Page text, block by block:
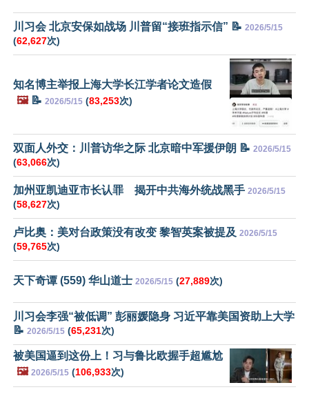
川习会 北京安保如战场 川普留“接班指示信” 📝 2026/5/15
(62,627次)
知名博主举报上海大学长江学者论文造假
🖼️📝 2026/5/15 (83,253次)
双面人外交：川普访华之际 北京暗中军援伊朗 📝 2026/5/15
(63,066次)
加州亚凯迪亚市长认罪 揭开中共海外统战黑手 2026/5/15
(58,627次)
卢比奥：美对台政策没有改变 黎智英案被提及 2026/5/15
(59,765次)
天下奇谭 (559) 华山道士 2026/5/15 (27,889次)
川习会李强“被低调” 彭丽媛隐身 习近平靠美国资助上大学
📝 2026/5/15 (65,231次)
被美国逼到这份上！习与鲁比欧握手超尴尬
🖼️ 2026/5/15 (106,933次)